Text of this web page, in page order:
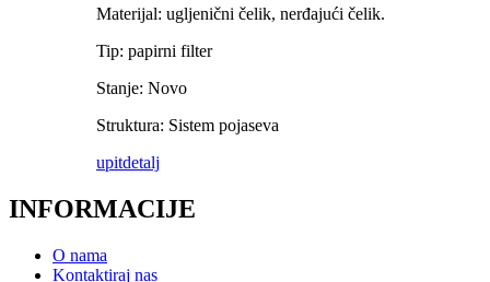
Materijal: ugljenični čelik, nerđajući čelik.
Tip: papirni filter
Stanje: Novo
Struktura: Sistem pojaseva
upitdetalj
INFORMACIJE
O nama
Kontaktiraj nas